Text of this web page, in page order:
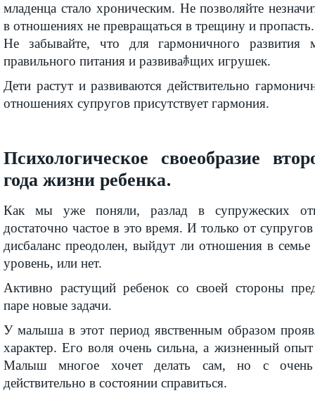
младенца стало хроническим. Не позволяйте
в отношениях не превращаться в трещину и пропасть.
Не забывайте, что для гармоничного развития
правильного питания и развиваﾎщих игрушек.
Дети растут и развиваются действительно
отношениях супругов присутствует гармония.
Психологическое своеобразие
года жизни ребенка.
Как мы уже поняли, разлад в супружеских
достаточно частое в это время. И только от супругов
дисбаланс преодолен, выйдут ли отношения в семье
уровень, или нет.
Активно растущий ребенок со своей стороны
паре новые задачи.
У малыша в этот период явственным образом
характер. Его воля очень сильна, а жизненный
Малыш многое хочет делать сам, но с
действительно в состоянии справиться.